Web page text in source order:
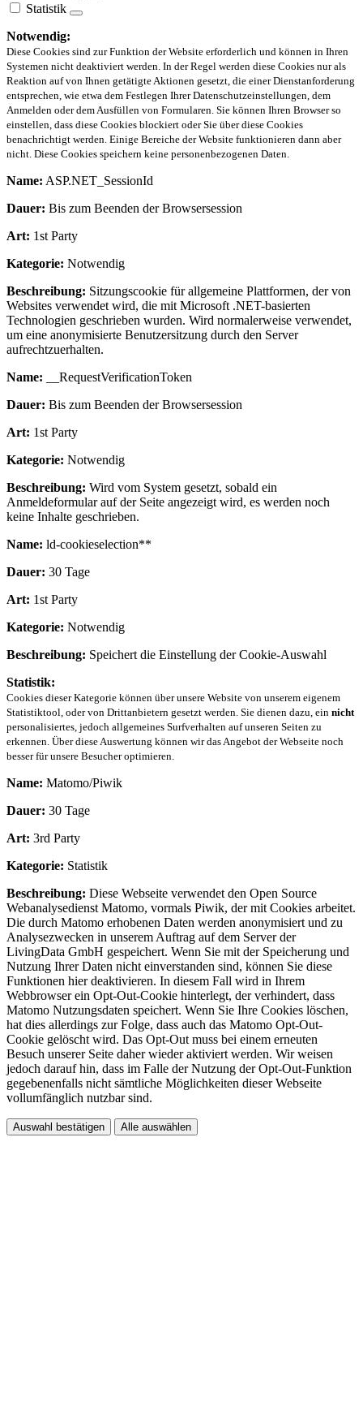
Statistik
Notwendig:
Diese Cookies sind zur Funktion der Website erforderlich und können in Ihren
Systemen nicht deaktiviert werden. In der Regel werden diese Cookies nur als
Reaktion auf von Ihnen getätigte Aktionen gesetzt, die einer Dienstanforderung
entsprechen, wie etwa dem Festlegen Ihrer Datenschutzeinstellungen, dem
Anmelden oder dem Ausfüllen von Formularen. Sie können Ihren Browser so
einstellen, dass diese Cookies blockiert oder Sie über diese Cookies
benachrichtigt werden. Einige Bereiche der Website funktionieren dann aber
nicht. Diese Cookies speichern keine personenbezogenen Daten.
Name: ASP.NET_SessionId
Dauer: Bis zum Beenden der Browsersession
Art: 1st Party
Kategorie: Notwendig
Beschreibung: Sitzungscookie für allgemeine Plattformen, der von
Websites verwendet wird, die mit Microsoft .NET-basierten
Technologien geschrieben wurden. Wird normalerweise verwendet,
um eine anonymisierte Benutzersitzung durch den Server
aufrechtzuerhalten.
Name: __RequestVerificationToken
Dauer: Bis zum Beenden der Browsersession
Art: 1st Party
Kategorie: Notwendig
Beschreibung: Wird vom System gesetzt, sobald ein
Anmeldeformular auf der Seite angezeigt wird, es werden noch
keine Inhalte geschrieben.
Name: ld-cookieselection**
Dauer: 30 Tage
Art: 1st Party
Kategorie: Notwendig
Beschreibung: Speichert die Einstellung der Cookie-Auswahl
Statistik:
Cookies dieser Kategorie können über unsere Website von unserem eigenem
Statistiktool, oder von Drittanbietern gesetzt werden. Sie dienen dazu, ein nicht
personalisiertes, jedoch allgemeines Surfverhalten auf unseren Seiten zu
erkennen. Über diese Auswertung können wir das Angebot der Webseite noch
besser für unsere Besucher optimieren.
Name: Matomo/Piwik
Dauer: 30 Tage
Art: 3rd Party
Kategorie: Statistik
Beschreibung: Diese Webseite verwendet den Open Source
Webanalysedienst Matomo, vormals Piwik, der mit Cookies arbeitet.
Die durch Matomo erhobenen Daten werden anonymisiert und zu
Analysezwecken in unserem Auftrag auf dem Server der
LivingData GmbH gespeichert. Wenn Sie mit der Speicherung und
Nutzung Ihrer Daten nicht einverstanden sind, können Sie diese
Funktionen hier deaktivieren. In diesem Fall wird in Ihrem
Webbrowser ein Opt-Out-Cookie hinterlegt, der verhindert, dass
Matomo Nutzungsdaten speichert. Wenn Sie Ihre Cookies löschen,
hat dies allerdings zur Folge, dass auch das Matomo Opt-Out-
Cookie gelöscht wird. Das Opt-Out muss bei einem erneuten
Besuch unserer Seite daher wieder aktiviert werden. Wir weisen
jedoch darauf hin, dass im Falle der Nutzung der Opt-Out-Funktion
gegebenenfalls nicht sämtliche Möglichkeiten dieser Webseite
vollumfänglich nutzbar sind.
Auswahl bestätigen Alle auswählen